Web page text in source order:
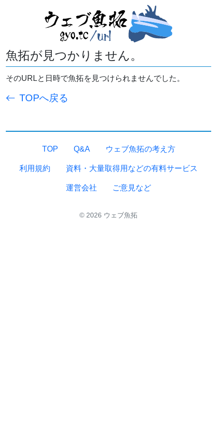
魚拓が見つかりません。
そのURLと日時で魚拓を見つけられませんでした。
TOPへ戻る
TOP Q&A ウェブ魚拓の考え方
利用規約 資料・大量取得用などの有料サービス
運営会社 ご意見など
© 2026 ウェブ魚拓